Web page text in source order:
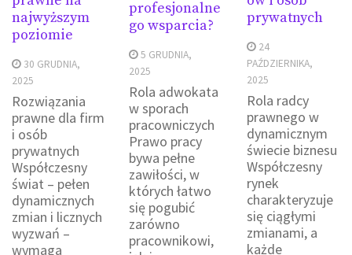
najwyższym
poziomie
30 GRUDNIA,
2025
Rozwiązania
prawne dla firm
i osób
prywatnych
Współczesny
świat – pełen
dynamicznych
zmian i licznych
wyzwań –
wymaga
profesjonalne
go wsparcia?
5 GRUDNIA,
2025
Rola adwokata
w sporach
pracowniczych
Prawo pracy
bywa pełne
zawiłości, w
których łatwo
się pogubić
zarówno
pracownikowi,
prywatnych
24
PAŹDZIERNIKA,
2025
Rola radcy
prawnego w
dynamicznym
świecie biznesu
Współczesny
rynek
charakteryzuje
się ciągłymi
zmianami, a
każde